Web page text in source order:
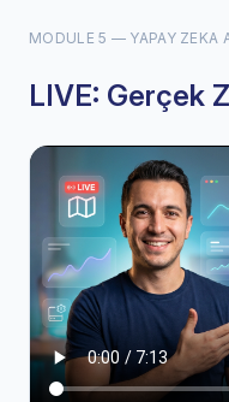
MODULE 5 — YAPAY ZEKA
LIVE: Gerçek